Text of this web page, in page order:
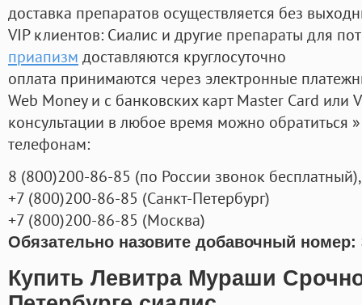
доставка препаратов осуществляется без
VIP клиентов: Сиалис и другие препараты для
приапизм доставляются круглосуточно
оплата принимаются через электронные
Web Money и с банковских карт Master Card или
консультации в любое время можно обратиться
телефонам:
8 (800)200-86-85 (по России звонок бесплатный),
+7 (800)200-86-85 (Санкт-Петербург)
+7 (800)200-86-85 (Москва)
Обязательно назовите добавочный номер:
Купить Левитра Мураши